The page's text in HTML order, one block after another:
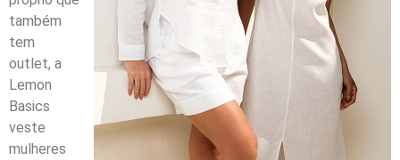
também
tem
outlet, a
Lemon
Basics
veste
mulheres